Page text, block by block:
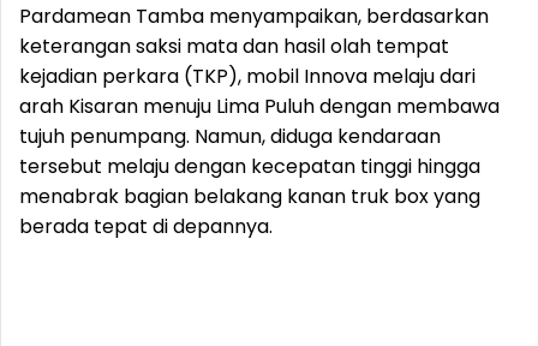
Pardamean Tamba menyampaikan, berdasarkan
keterangan saksi mata dan hasil olah tempat
kejadian perkara (TKP), mobil Innova melaju dari
arah Kisaran menuju Lima Puluh dengan membawa
tujuh penumpang. Namun, diduga kendaraan
tersebut melaju dengan kecepatan tinggi hingga
menabrak bagian belakang kanan truk box yang
berada tepat di depannya.